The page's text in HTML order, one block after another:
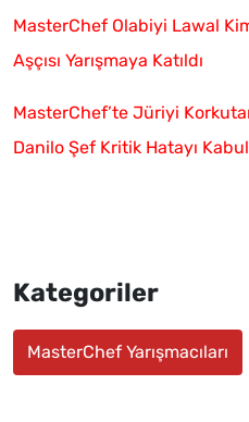
MasterChef Olabiyi Lawal
Aşçısı Yarışmaya Katıldı
MasterChef’te Jüriyi
Danilo Şef Kritik Hatayı
Kategoriler
MasterChef Yarışmacıları